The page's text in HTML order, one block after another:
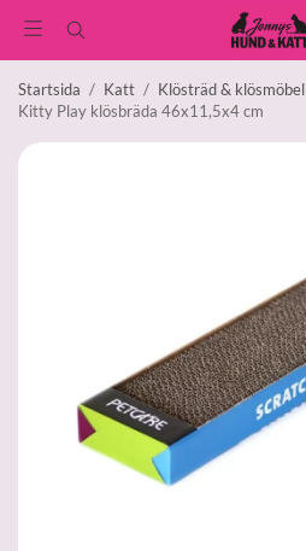
Startsida / Katt / Klösträd & klösmöbel
Kitty Play klösbräda 46x11,5x4 cm